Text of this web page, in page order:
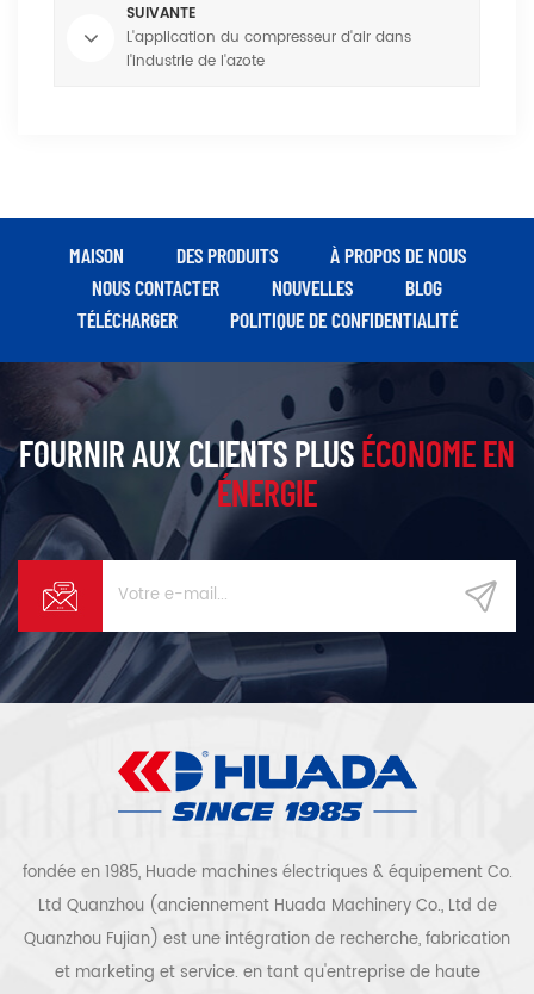
SUIVANTE
L'application du compresseur d'air dans
l'industrie de l'azote
MAISON DES PRODUITS
À PROPOS DE NOUS
NOUS CONTACTER
NOUVELLES
BLOG
TÉLÉCHARGER
POLITIQUE DE CONFIDENTIALITÉ
FOURNIR AUX CLIENTS PLUSÉCONOME EN
ÉNERGIE
fondée en 1985, Huade machines électriques & équipement Co.
Ltd Quanzhou (anciennement Huada Machinery Co., Ltd de
Quanzhou Fujian) est une intégration de recherche, fabrication
et marketing et service. en tant qu'entreprise de haute